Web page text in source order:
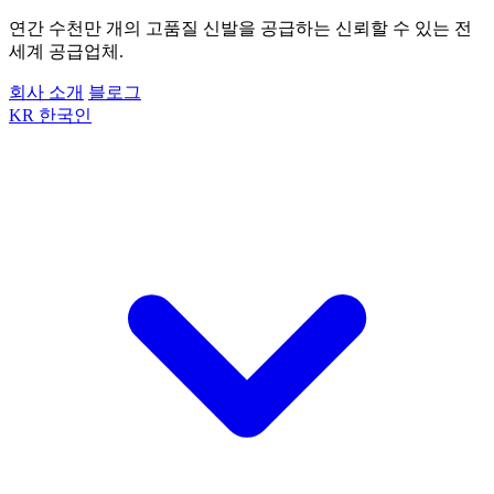
연간 수천만 개의 고품질 신발을 공급하는 신뢰할 수 있는 전
세계 공급업체.
회사 소개 블로그
KR 한국인